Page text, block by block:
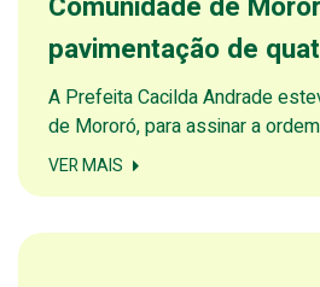
pavimentação de
A Prefeita Cacilda Andrade
de Mororó, para assinar a
VER MAIS